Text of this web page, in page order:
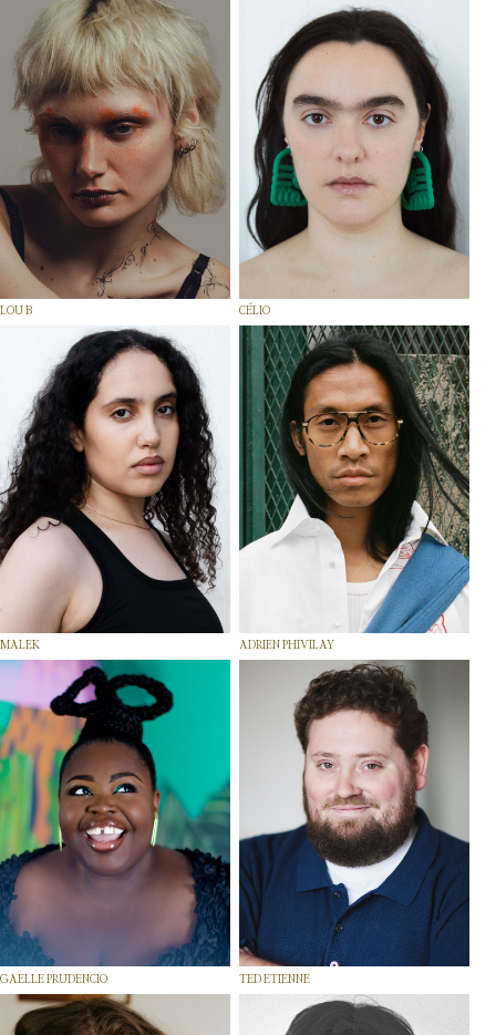
LOU B CÉLIO
MALEK ADRIEN PHIVILAY
GAELLE PRUDENCIO TED ETIENNE